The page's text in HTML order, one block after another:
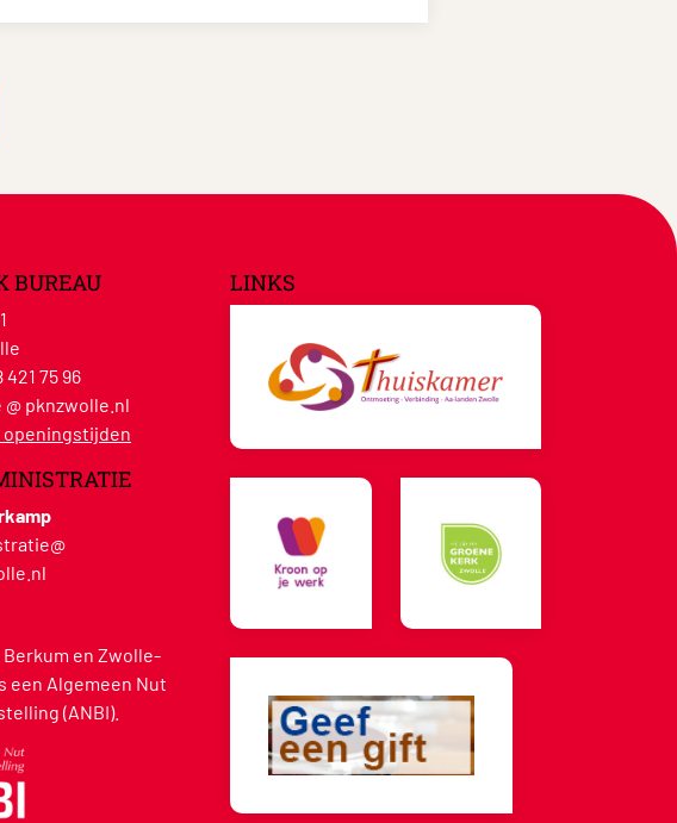
BUREAU
421 75 96
pknzwolle.nl
openingstijden
Berkum en Zwolle-
een Algemeen Nut
(ANBI).
LINKS